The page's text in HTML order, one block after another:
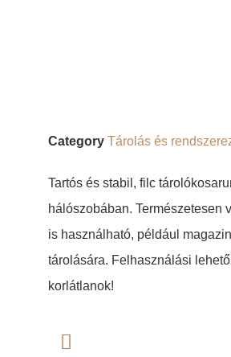
Category Tárolás és
Tartós és stabil, filc
hálószobában. Természetesen
is használható, például
tárolására. Felhasználási
korlátlanok!